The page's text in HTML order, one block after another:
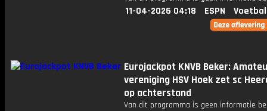
11-04-2026 04:18 ESPN
Eurojackpot KNVB Beker:
vereniging HSV Hoek zet sc
op achterstand
Van dit programma is geen informatie